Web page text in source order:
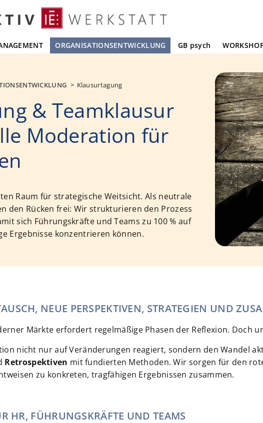
ORGANISATIONSENTWICKLUNG GB psych
Klausurtagung
& Teamklausur
Moderation für
Raum für strategische Weitsicht. Als neutrale
den Rücken frei: Wir strukturieren den Prozess
sich Führungskräfte und Teams zu 100 % auf
Ergebnisse konzentrieren können.
NEUE PERSPEKTIVEN, STRATEGIEN UND
Märkte erfordert regelmäßige Phasen der Reflexion. Doch
nicht nur auf Veränderungen reagiert, sondern den Wandel
Retrospektiven mit fundierten Methoden. Wir sorgen für den
zu konkreten, tragfähigen Ergebnissen zusammen.
HR, FÜHRUNGSKRÄFTE UND TEAMS